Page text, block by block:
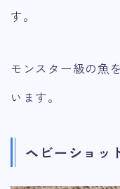
す。
モンスター級の魚
います。
ヘビーショッ